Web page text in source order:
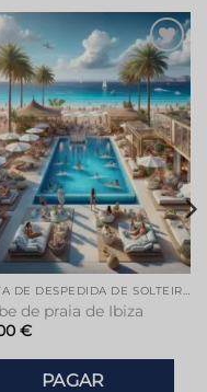
FESTA DE DESPEDIDA DE SOLTEIRA EM IBIZA
de praia de Ibiza
€
PAGAR